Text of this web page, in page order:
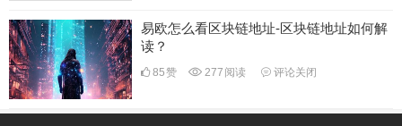
易欧怎么看区块链地址-区块链地址如何解
读？
85赞 277 阅读 评论关闭